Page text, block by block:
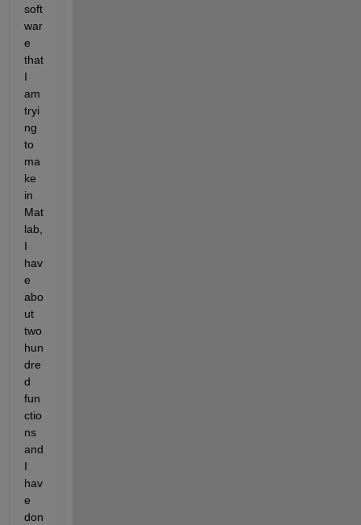
soft
war
e
that
I
am
tryi
ng
to
ma
ke
in
Mat
lab,
I
hav
e
abo
ut
two
hun
dre
d
fun
ctio
ns
and
I
hav
e
don